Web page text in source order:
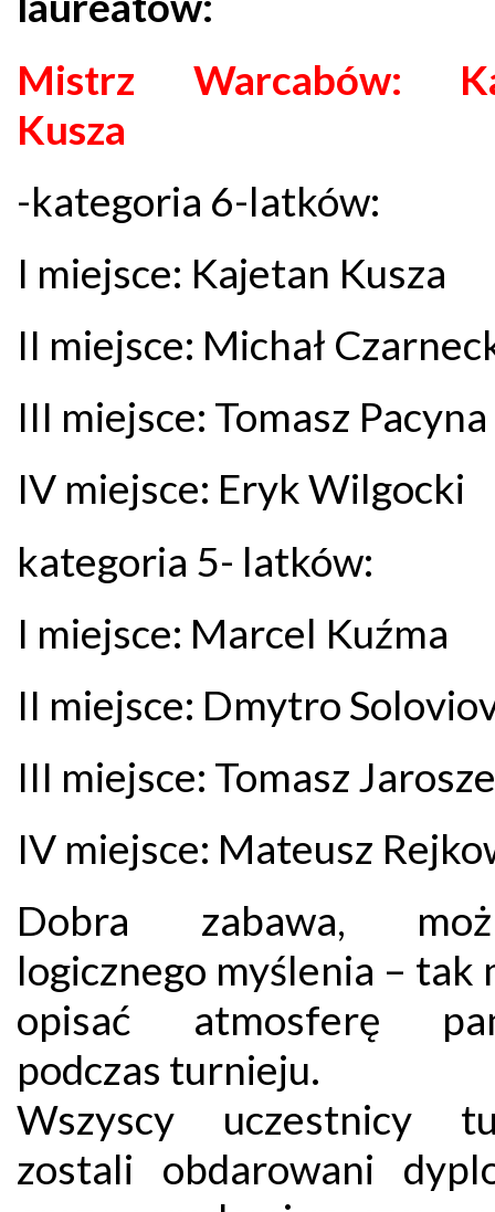
Mistrz Warcabów:
Kusza
-kategoria 6-latków:
I miejsce: Kajetan Kusza
II miejsce: Michał
III miejsce: Tomasz Pacyna
IV miejsce: Eryk Wilgocki
kategoria 5- latków:
I miejsce: Marcel Kuźma
II miejsce: Dmytro
III miejsce: Tomasz
IV miejsce: Mateusz
Dobra zabawa,
logicznego myślenia – tak
opisać atmosferę
podczas turnieju.
Wszyscy uczestnicy
zostali obdarowani